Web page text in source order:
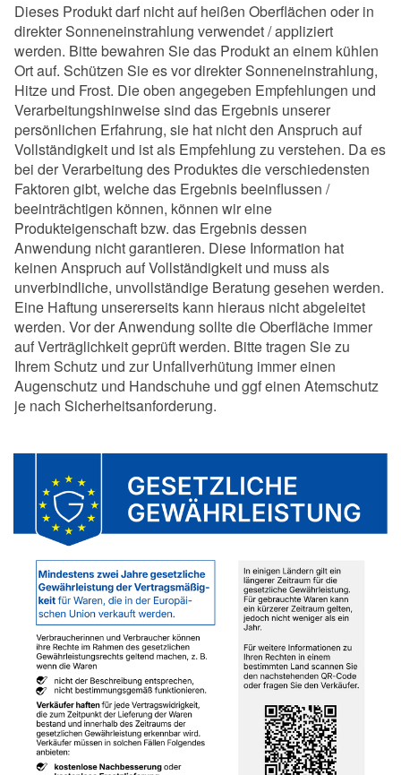
Dieses Produkt darf nicht auf heißen Oberflächen oder in
direkter Sonneneinstrahlung verwendet / appliziert
werden. Bitte bewahren Sie das Produkt an einem kühlen
Ort auf. Schützen Sie es vor direkter Sonneneinstrahlung,
Hitze und Frost. Die oben angegeben Empfehlungen und
Verarbeitungshinweise sind das Ergebnis unserer
persönlichen Erfahrung, sie hat nicht den Anspruch auf
Vollständigkeit und ist als Empfehlung zu verstehen. Da es
bei der Verarbeitung des Produktes die verschiedensten
Faktoren gibt, welche das Ergebnis beeinflussen /
beeinträchtigen können, können wir eine
Produkteigenschaft bzw. das Ergebnis dessen
Anwendung nicht garantieren. Diese Information hat
keinen Anspruch auf Vollständigkeit und muss als
unverbindliche, unvollständige Beratung gesehen werden.
Eine Haftung unsererseits kann hieraus nicht abgeleitet
werden. Vor der Anwendung sollte die Oberfläche immer
auf Verträglichkeit geprüft werden. Bitte tragen Sie zu
Ihrem Schutz und zur Unfallverhütung immer einen
Augenschutz und Handschuhe und ggf einen Atemschutz
je nach Sicherheitsanforderung.